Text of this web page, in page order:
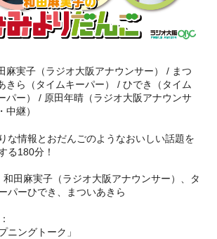
麻実子（ラジオ大阪アナウンサー） / まつ
きら（タイムキーパー） / ひでき（タイム
パー） / 原田年晴（ラジオ大阪アナウンサ
中継）
な情報とおだんごのようなおいしい話題を
る180分！
和田麻実子（ラジオ大阪アナウンサー）、タ
パーひでき、まついあきら
ニングトーク」